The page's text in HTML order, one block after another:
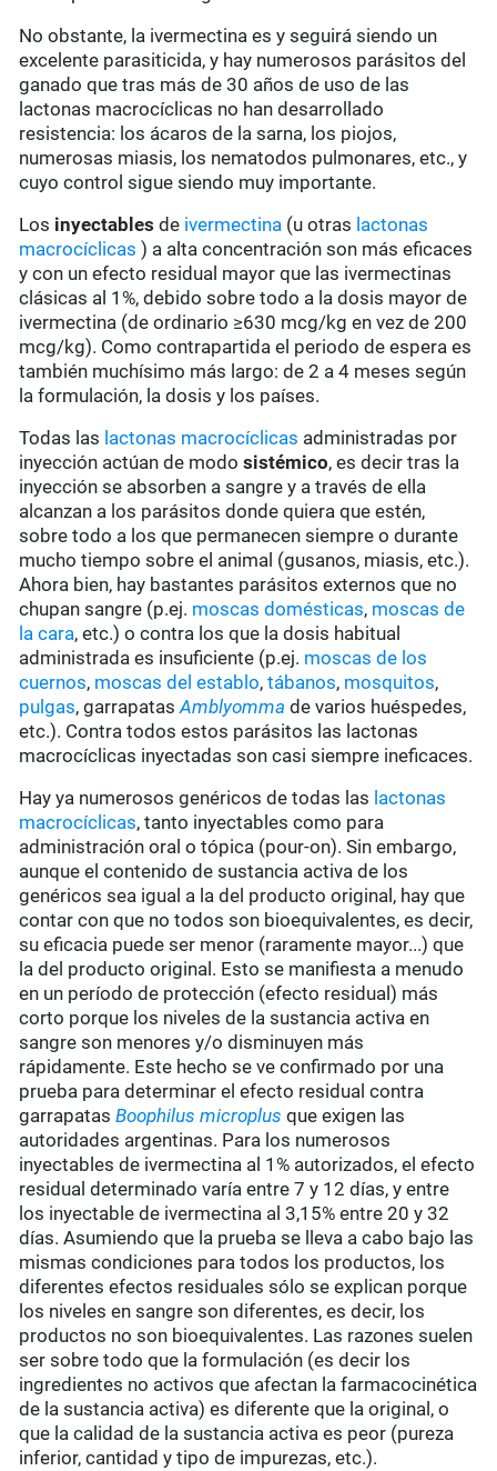
No obstante, la ivermectina es y seguirá siendo un
excelente parasiticida, y hay numerosos parásitos del
ganado que tras más de 30 años de uso de las
lactonas macrocíclicas no han desarrollado
resistencia: los ácaros de la sarna, los piojos,
numerosas miasis, los nematodos pulmonares, etc., y
cuyo control sigue siendo muy importante.
Los inyectables de ivermectina (u otras lactonas
macrocíclicas ) a alta concentración son más eficaces
y con un efecto residual mayor que las ivermectinas
clásicas al 1%, debido sobre todo a la dosis mayor de
ivermectina (de ordinario ≥630 mcg/kg en vez de 200
mcg/kg). Como contrapartida el periodo de espera es
también muchísimo más largo: de 2 a 4 meses según
la formulación, la dosis y los países.
Todas las lactonas macrocíclicas administradas por
inyección actúan de modosistémico, es decir tras la
inyección se absorben a sangre y a través de ella
alcanzan a los parásitos donde quiera que estén,
sobre todo a los que permanecen siempre o durante
mucho tiempo sobre el animal (gusanos, miasis, etc.).
Ahora bien, hay bastantes parásitos externos que no
chupan sangre (p.ej. moscas domésticas, moscas de
la cara, etc.) o contra los que la dosis habitual
administrada es insuficiente (p.ej. moscas de los
cuernos, moscas del establo,tábanos, mosquitos,
pulgas, garrapatasAmblyomma de varios huéspedes,
etc.). Contra todos estos parásitos las lactonas
macrocíclicas inyectadas son casi siempre ineficaces.
Hay ya numerosos genéricos de todas las lactonas
macrocíclicas, tanto inyectables como para
administración oral o tópica (pour-on). Sin embargo,
aunque el contenido de sustancia activa de los
genéricos sea igual a la del producto original, hay que
contar con que no todos son bioequivalentes, es decir,
su eficacia puede ser menor (raramente mayor...) que
la del producto original. Esto se manifiesta a menudo
en un período de protección (efecto residual) más
corto porque los niveles de la sustancia activa en
sangre son menores y/o disminuyen más
rápidamente. Este hecho se ve confirmado por una
prueba para determinar el efecto residual contra
garrapatasBoophilus microplus que exigen las
autoridades argentinas. Para los numerosos
inyectables de ivermectina al 1% autorizados, el efecto
residual determinado varía entre 7 y 12 días, y entre
los inyectable de ivermectina al 3,15% entre 20 y 32
días. Asumiendo que la prueba se lleva a cabo bajo las
mismas condiciones para todos los productos, los
diferentes efectos residuales sólo se explican porque
los niveles en sangre son diferentes, es decir, los
productos no son bioequivalentes. Las razones suelen
ser sobre todo que la formulación (es decir los
ingredientes no activos que afectan la farmacocinética
de la sustancia activa) es diferente que la original, o
que la calidad de la sustancia activa es peor (pureza
inferior, cantidad y tipo de impurezas, etc.).